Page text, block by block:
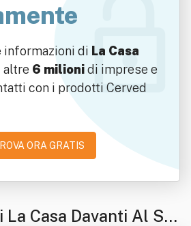
informazioni di La Casa
altre 6 milionidi imprese e
con i prodotti Cerved
ORA GRATIS
La Casa Davanti Al Sol